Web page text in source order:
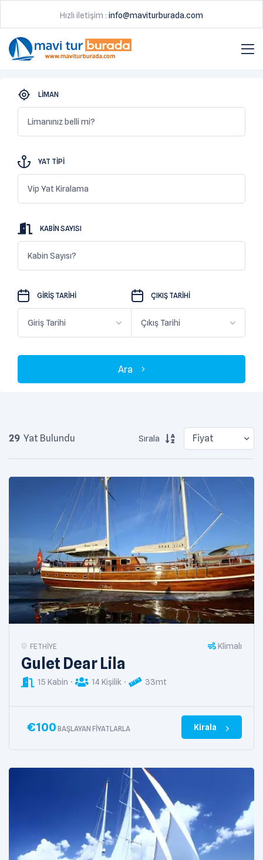
Hızlı iletişim : info@maviturburada.com
LIMAN
Limanınız belli mi?
YAT TIPI
Vip Yat Kiralama
KABIN SAYISI
Kabin Sayısı?
GIRIŞ TARIHI ÇIKIŞ TARIHI
Ara
29 Yat Bulundu Sırala
FETHIYE Klimalı
Gulet Dear Lila
15 Kabin 14 Kişilik 33mt
€100 BAŞLAYAN FIYATLARLA Kirala